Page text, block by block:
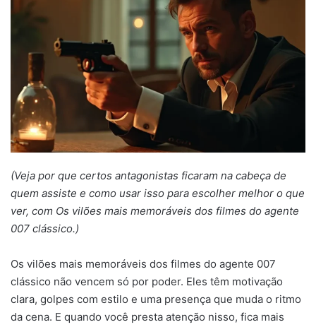
(Veja por que certos antagonistas ficaram na cabeça de
quem assiste e como usar isso para escolher melhor o que
ver, com Os vilões mais memoráveis dos filmes do agente
007 clássico.)
Os vilões mais memoráveis dos filmes do agente 007
clássico não vencem só por poder. Eles têm motivação
clara, golpes com estilo e uma presença que muda o ritmo
da cena. E quando você presta atenção nisso, fica mais